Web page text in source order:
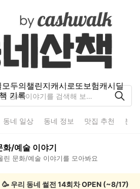
모두의챌린지캐시로또보험캐시딜
기록
동네 일상 동네 정보 맛집 추천 분
화/예술 이야기
린 문화/예술 이야기를 모아봐요
우리 동네 썰전 14회차 OPEN (~8/17)